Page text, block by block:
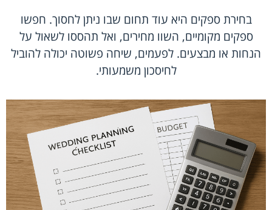
בחירת ספקים היא עוד תחום שבו ניתן לחסוך. חפשו
ספקים מקומיים, השוו מחירים, ואל תהססו לשאול על
הנחות או מבצעים. לפעמים, שיחה פשוטה יכולה להוביל
לחיסכון משמעותי.